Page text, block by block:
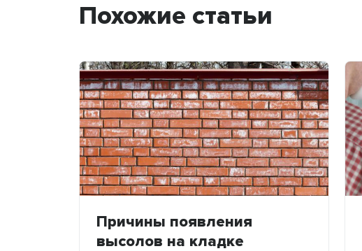
Похожие статьи
Причины появления
высолов на кладке